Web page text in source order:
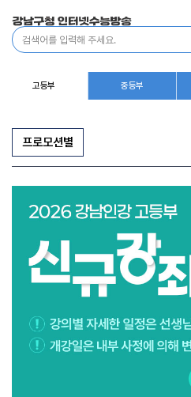
통
합
고등부 중등부
프로모션별